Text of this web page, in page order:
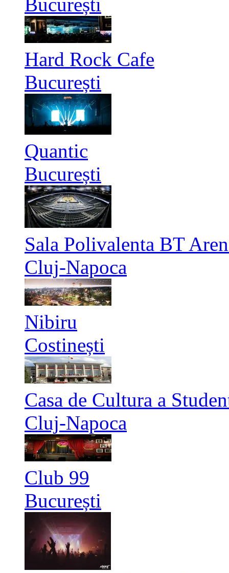
Hard Rock Cafe
București
Quantic
București
Sala Polivalenta BT
Cluj-Napoca
Nibiru
Costinești
Casa de Cultura a
Cluj-Napoca
Club 99
București